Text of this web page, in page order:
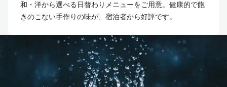
和・洋から選べる日替わりメニューをご用意。健康的で飽
きのこない手作りの味が、宿泊者から好評です。